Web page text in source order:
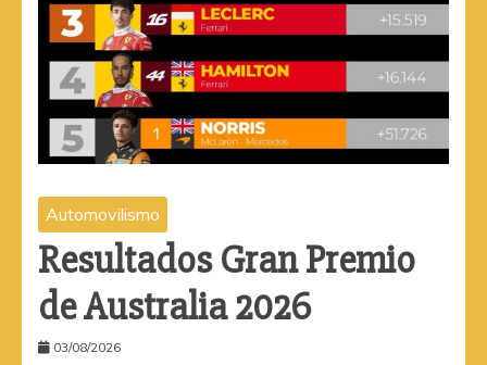
Automovilismo
Resultados Gran Premio
de Australia 2026
03/08/2026